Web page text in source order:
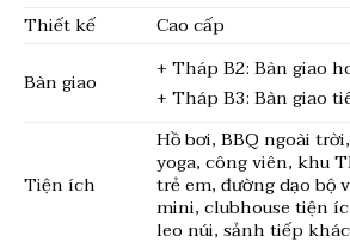
Thiết kế
Cao cấp
Bàn giao
+ Tháp B2: Bàn giao
+ Tháp B3: Bàn giao
Tiện ích
Hồ bơi, BBQ ngoài
yoga, công viên, khu
trẻ em, đường dạo bộ
mini, clubhouse tiện
leo núi, sảnh tiếp